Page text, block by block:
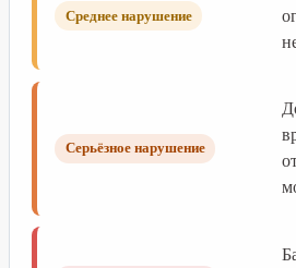
Среднее нарушение
Серьёзное нарушение